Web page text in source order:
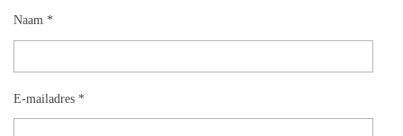
Naam *
E-mailadres *